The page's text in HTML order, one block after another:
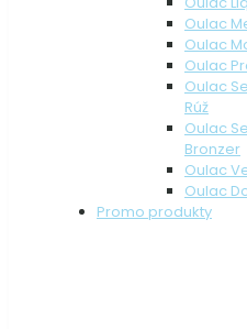
Oulac
Oulac
Oulac
Oulac
Rúž
Oulac
Bronzer
Oulac
Oulac
Promo produkty